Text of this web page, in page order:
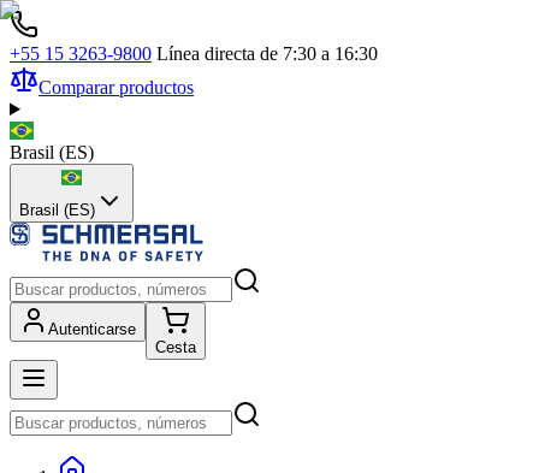
+55 15 3263-9800 Línea directa de 7:30 a 16:30
Comparar productos
Brasil (ES)
Brasil (ES)
Autenticarse
Cesta